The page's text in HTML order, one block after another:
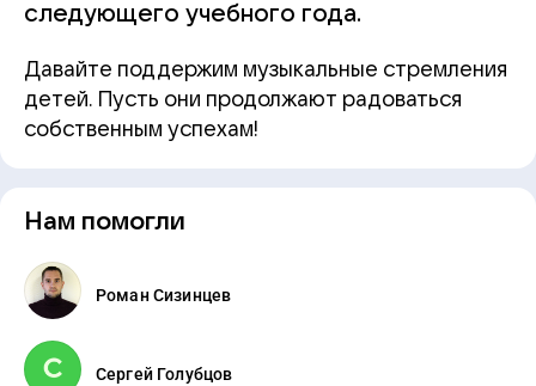
следующего учебного года.
Давайте поддержим музыкальные стремления
детей. Пусть они продолжают радоваться
собственным успехам!
Нам помогли
Роман Сизинцев
Сергей Голубцов